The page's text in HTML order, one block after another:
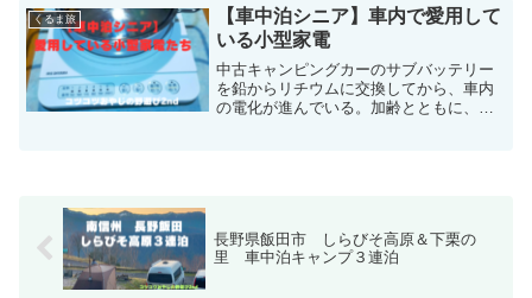
ろうか? 惜しむ気持ちが雪の状況や冬や
雪の見所を探している。全てのポイント
をマッピングできていないが、ここしば
らくの参考としたい。
くるま旅
【車中泊シニア】車内で愛用して
いる小型家電
中古キャンピングカーのサブバッテリー
を鉛からリチウムに交換してから、車内
の電化が進んでいる。加齢とともに、
長野県飯田市 しらびそ高原＆下栗の
里 車中泊キャンプ３連泊